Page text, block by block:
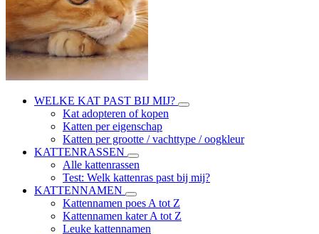
WELKE KAT PAST BIJ MIJ?
Kat adopteren of kopen
Katten per eigenschap
Katten per grootte / vachttype / oogkleur
KATTENRASSEN
Alle kattenrassen
Test: Welk kattenras past bij mij?
KATTENNAMEN
Kattennamen poes A tot Z
Kattennamen kater A tot Z
Leuke kattennamen